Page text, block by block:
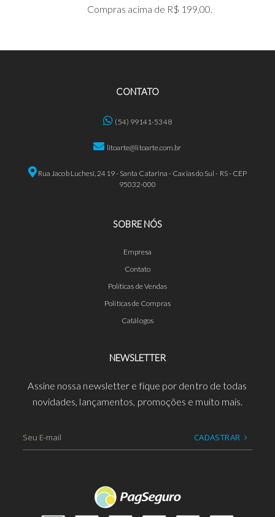
Compras acima de R$ 199,00.
CONTATO
(54) 99141-5348
litoarte@litoarte.com.br
Rua Jacob Luchesi, 2419 - Santa Catarina - Caxias do Sul - RS - CEP
95032-000
SOBRE NÓS
Empresa
Contato
Políticas de Vendas
Políticas de Compras
Catálogos
NEWSLETTER
Assine nossa newsletter e fique por dentro de todas
novidades, lançamentos, promoções e muito mais.
CADASTRAR